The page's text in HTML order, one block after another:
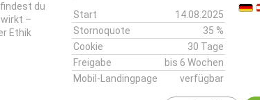
du
–
Ethik
Start
14.08.2025
Stornoquote
35 %
Cookie
30 Tage
Freigabe
bis 6 Wochen
Mobil-Landingpage
verfügbar